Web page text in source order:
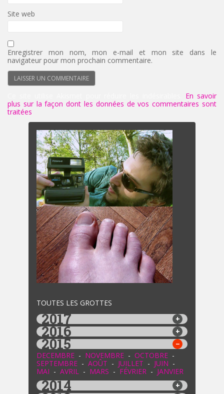
Site web
Enregistrer mon nom, mon e-mail et mon site dans le
navigateur pour mon prochain commentaire.
En savoir
plus sur la façon dont les données de vos commentaires sont
traitées
TOUTES LES GROTTES
2017
2016
2015
DECEMBRE- NOVEMBRE- OCTOBRE-
SEPTEMBRE- AOÛT - JUILLET - JUIN -
MAI - AVRIL- MARS - FÉVRIER- JANVIER
2014